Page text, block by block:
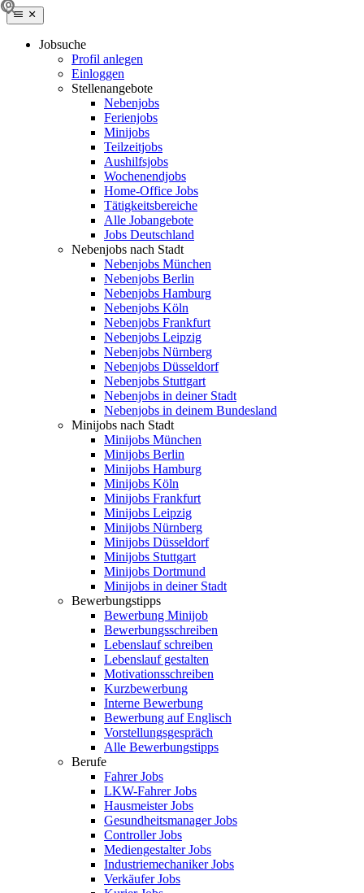
Jobsuche
Profil anlegen
Einloggen
Stellenangebote
Nebenjobs
Ferienjobs
Minijobs
Teilzeitjobs
Aushilfsjobs
Wochenendjobs
Home-Office Jobs
Tätigkeitsbereiche
Alle Jobangebote
Jobs Deutschland
Nebenjobs nach Stadt
Nebenjobs München
Nebenjobs Berlin
Nebenjobs Hamburg
Nebenjobs Köln
Nebenjobs Frankfurt
Nebenjobs Leipzig
Nebenjobs Nürnberg
Nebenjobs Düsseldorf
Nebenjobs Stuttgart
Nebenjobs in deiner Stadt
Nebenjobs in deinem Bundesland
Minijobs nach Stadt
Minijobs München
Minijobs Berlin
Minijobs Hamburg
Minijobs Köln
Minijobs Frankfurt
Minijobs Leipzig
Minijobs Nürnberg
Minijobs Düsseldorf
Minijobs Stuttgart
Minijobs Dortmund
Minijobs in deiner Stadt
Bewerbungstipps
Bewerbung Minijob
Bewerbungsschreiben
Lebenslauf schreiben
Lebenslauf gestalten
Motivationsschreiben
Kurzbewerbung
Interne Bewerbung
Bewerbung auf Englisch
Vorstellungsgespräch
Alle Bewerbungstipps
Berufe
Fahrer Jobs
LKW-Fahrer Jobs
Hausmeister Jobs
Gesundheitsmanager Jobs
Controller Jobs
Mediengestalter Jobs
Industriemechaniker Jobs
Verkäufer Jobs